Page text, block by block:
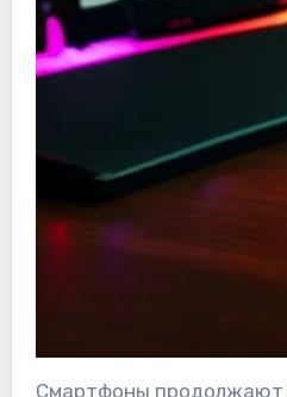
Смартфоны продолжают